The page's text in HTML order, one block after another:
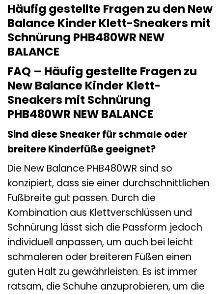
Häufig gestellte Fragen zu den New
Balance Kinder Klett-Sneakers mit
Schnürung PHB480WR NEW
BALANCE
FAQ – Häufig gestellte Fragen zu
New Balance Kinder Klett-
Sneakers mit Schnürung
PHB480WR NEW BALANCE
Sind diese Sneaker für schmale oder
breitere Kinderfüße geeignet?
Die New Balance PHB480WR sind so
konzipiert, dass sie einer durchschnittlichen
Fußbreite gut passen. Durch die
Kombination aus Klettverschlüssen und
Schnürung lässt sich die Passform jedoch
individuell anpassen, um auch bei leicht
schmaleren oder breiteren Füßen einen
guten Halt zu gewährleisten. Es ist immer
ratsam, die Schuhe anzuprobieren, um die